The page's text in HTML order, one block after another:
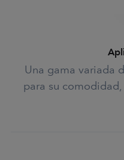
Una gama variada
para su